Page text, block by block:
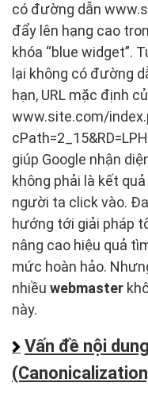
có đường dẫn
đẩy lên hạng cao
khóa “blue widget”.
lại không có đường
hạn, URL mặc định
www.site.com/
giúp Google nhận
không phải là kết
người ta click vào.
hướng tới giải pháp
nâng cao hiệu quả
mức hoàn hảo.
nhiều webmaster
này.
Vấn đề nội